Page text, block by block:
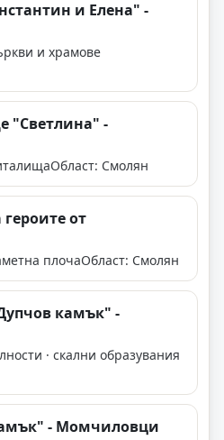
и Елена" -
и храмове
"Светлина" -
Област: Смолян
от
плочаОбласт: Смолян
камък" -
· скални образувания
- Момчиловци